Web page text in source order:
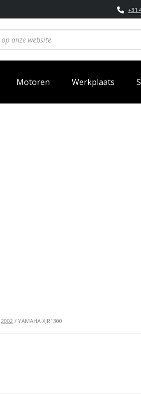
+31
Motoren Werkplaats
2002 / YAMAHA XJR1300